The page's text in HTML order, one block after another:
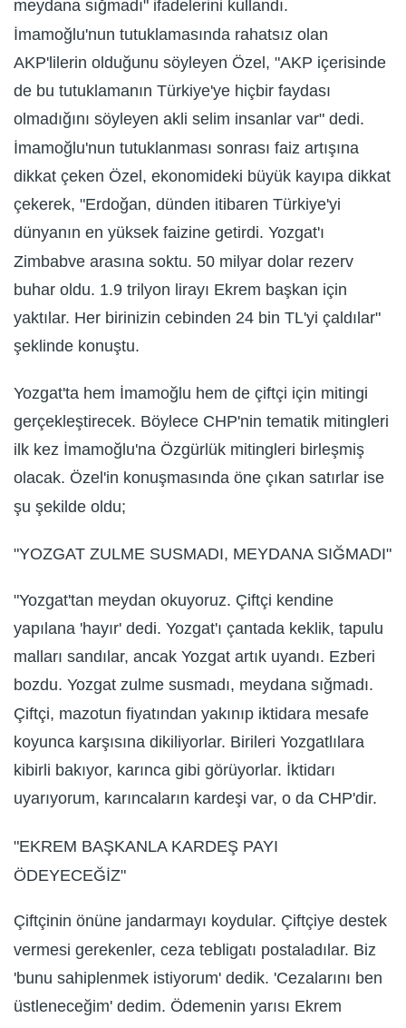
meydana sığmadı" ifadelerini kullandı.
İmamoğlu'nun tutuklamasında rahatsız olan
AKP'lilerin olduğunu söyleyen Özel, "AKP içerisinde
de bu tutuklamanın Türkiye'ye hiçbir faydası
olmadığını söyleyen akli selim insanlar var" dedi.
İmamoğlu'nun tutuklanması sonrası faiz artışına
dikkat çeken Özel, ekonomideki büyük kayıpa dikkat
çekerek, "Erdoğan, dünden itibaren Türkiye'yi
dünyanın en yüksek faizine getirdi. Yozgat'ı
Zimbabve arasına soktu. 50 milyar dolar rezerv
buhar oldu. 1.9 trilyon lirayı Ekrem başkan için
yaktılar. Her birinizin cebinden 24 bin TL'yi çaldılar"
şeklinde konuştu.
Yozgat'ta hem İmamoğlu hem de çiftçi için mitingi
gerçekleştirecek. Böylece CHP'nin tematik mitingleri
ilk kez İmamoğlu'na Özgürlük mitingleri birleşmiş
olacak. Özel'in konuşmasında öne çıkan satırlar ise
şu şekilde oldu;
"YOZGAT ZULME SUSMADI, MEYDANA SIĞMADI"
"Yozgat'tan meydan okuyoruz. Çiftçi kendine
yapılana 'hayır' dedi. Yozgat'ı çantada keklik, tapulu
malları sandılar, ancak Yozgat artık uyandı. Ezberi
bozdu. Yozgat zulme susmadı, meydana sığmadı.
Çiftçi, mazotun fiyatından yakınıp iktidara mesafe
koyunca karşısına dikiliyorlar. Birileri Yozgatlılara
kibirli bakıyor, karınca gibi görüyorlar. İktidarı
uyarıyorum, karıncaların kardeşi var, o da CHP'dir.
"EKREM BAŞKANLA KARDEŞ PAYI
ÖDEYECEĞİZ"
Çiftçinin önüne jandarmayı koydular. Çiftçiye destek
vermesi gerekenler, ceza tebligatı postaladılar. Biz
'bunu sahiplenmek istiyorum' dedik. 'Cezalarını ben
üstleneceğim' dedim. Ödemenin yarısı Ekrem